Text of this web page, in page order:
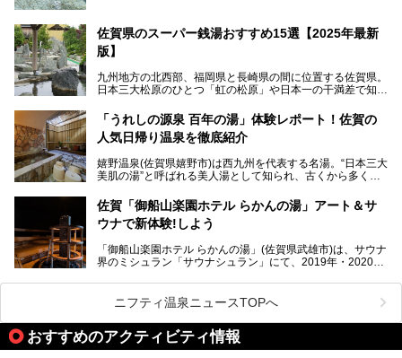
り、「美肌祈願」ができる豊玉姫神社があったりと見どころ
満載。
温泉も日帰り温泉施設から老舗の旅館までバラエティに富ん
でいて、老若男女、家族からカップルまで満喫できます。
時間がゆっくりと流れ、観光も楽しめる嬉野温泉、その中で
も人気の日帰り温泉を紹介します！
泉質はもちろん、施設も充実している所が多く、いくつも回
りたい場所ばかりですよ。
佐賀県のスーパー銭湯おすすめ15選【2025年最新
版】
九州地方の北西部、福岡県と長崎県の間に位置する佐賀県。
日本三大松原のひとつ「虹の松原」や日本一の干満差で知ら
魅力です。有田焼や伊万里焼、唐津焼などのやきものが盛ん
なことでも知られています。
佐賀県にはまた、嬉野温泉や武雄温泉を筆頭に数多くの温泉
と言われるほど。今回は、そんな佐賀県で特におすすめのス
ーパー銭湯をピックアップしました。
「うれしの源泉 百年の湯」体験レポート！佐賀の
人気日帰り温泉を徹底紹介
嬉野温泉(佐賀県嬉野市)は西九州を代表する名湯。“日本三大
美肌の湯”と呼ばれる美人湯として知られ、古くから多くの
中でも「うれしの源泉 百年の湯」は、嬉野温泉では数少な
い日帰り入浴専門施設のひとつ。多くの常連客や観光客に親
しまれています。
今回は、地元九州在住のニフティ温泉ライターである筆者が
「うれしの源泉 百年の湯」を現地体験。定番の大浴場をは
提供元：うれしの源泉 百年の湯【PR】
この記事はうれしの源泉 百年の湯のPRレポート記事です。
佐賀「御船山楽園ホテル らかんの湯」アート＆サ
ウナで新体験!しよう
「御船山楽園ホテル らかんの湯」(佐賀県武雄市)は、サウナ
界のミシュラン「サウナシュラン」にて、2019年・2020
一のサウナと言っても過言ではありません。
今回は、その大注目のサウナと温泉入浴施設を、男女別浴室
ごとに現地取材してきました！ さらには、御船山楽園で同
時開催中のチームラボ作品展も併せてご紹介。アート＆サウ
ナというかつてどこにも無かった組み合わせで、新体験!し
ニフティ温泉ニュースTOPへ
おすすめのアクティビティ情報